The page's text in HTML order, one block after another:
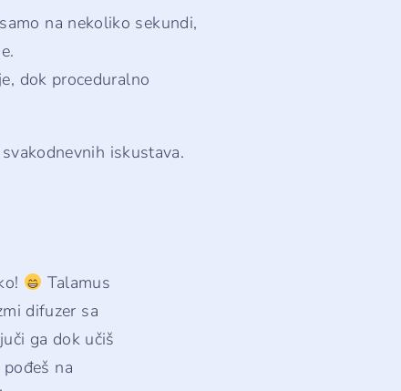
na nekoliko sekundi,
dok proceduralno
iskustava.
Talamus
difuzer sa
ga dok učiš
na